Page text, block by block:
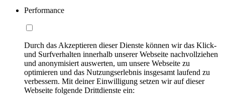
Performance
Durch das Akzeptieren dieser Dienste können wir das Klick-
und Surfverhalten innerhalb unserer Webseite nachvollziehen
und anonymisiert auswerten, um unsere Webseite zu
optimieren und das Nutzungserlebnis insgesamt laufend zu
verbessern. Mit deiner Einwilligung setzen wir auf dieser
Webseite folgende Drittdienste ein: